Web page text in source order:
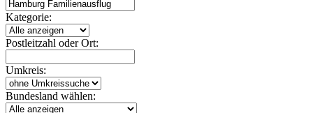
Kategorie:
Postleitzahl oder Ort:
Umkreis:
Bundesland wählen: